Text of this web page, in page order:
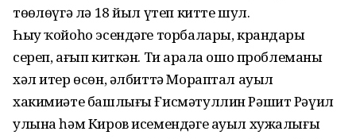
төҙөлөүгә лә 18 йыл үтеп китте шул.
Һыу ҡойоһо эсендәге торбалары, крандары
сереп, ағып киткән. Тиҙ арала ошо проблеманы
хәл итер өсөн, әлбиттә Мораптал ауыл
хакимиәте башлығы Ғисмәтуллин Рәшит Рәүил
улына һәм Киров исемендәге ауыл хужалығы